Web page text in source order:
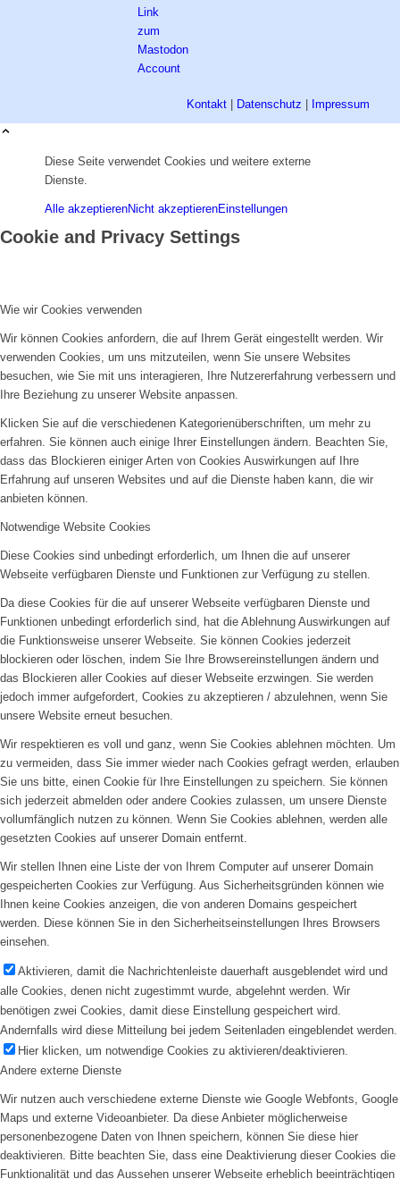
Kontakt | Datenschutz | Impressum
Diese Seite verwendet Cookies und weitere externe
Dienste.
Alle akzeptierenNicht akzeptierenEinstellungen
Cookie and Privacy Settings
Wie wir Cookies verwenden
Wir können Cookies anfordern, die auf Ihrem Gerät eingestellt werden. Wir
verwenden Cookies, um uns mitzuteilen, wenn Sie unsere Websites
besuchen, wie Sie mit uns interagieren, Ihre Nutzererfahrung verbessern und
Ihre Beziehung zu unserer Website anpassen.
Klicken Sie auf die verschiedenen Kategorienüberschriften, um mehr zu
erfahren. Sie können auch einige Ihrer Einstellungen ändern. Beachten Sie,
dass das Blockieren einiger Arten von Cookies Auswirkungen auf Ihre
Erfahrung auf unseren Websites und auf die Dienste haben kann, die wir
anbieten können.
Notwendige Website Cookies
Diese Cookies sind unbedingt erforderlich, um Ihnen die auf unserer
Webseite verfügbaren Dienste und Funktionen zur Verfügung zu stellen.
Da diese Cookies für die auf unserer Webseite verfügbaren Dienste und
Funktionen unbedingt erforderlich sind, hat die Ablehnung Auswirkungen auf
die Funktionsweise unserer Webseite. Sie können Cookies jederzeit
blockieren oder löschen, indem Sie Ihre Browsereinstellungen ändern und
das Blockieren aller Cookies auf dieser Webseite erzwingen. Sie werden
jedoch immer aufgefordert, Cookies zu akzeptieren / abzulehnen, wenn Sie
unsere Website erneut besuchen.
Wir respektieren es voll und ganz, wenn Sie Cookies ablehnen möchten. Um
zu vermeiden, dass Sie immer wieder nach Cookies gefragt werden, erlauben
Sie uns bitte, einen Cookie für Ihre Einstellungen zu speichern. Sie können
sich jederzeit abmelden oder andere Cookies zulassen, um unsere Dienste
vollumfänglich nutzen zu können. Wenn Sie Cookies ablehnen, werden alle
gesetzten Cookies auf unserer Domain entfernt.
Wir stellen Ihnen eine Liste der von Ihrem Computer auf unserer Domain
gespeicherten Cookies zur Verfügung. Aus Sicherheitsgründen können wie
Ihnen keine Cookies anzeigen, die von anderen Domains gespeichert
werden. Diese können Sie in den Sicherheitseinstellungen Ihres Browsers
einsehen.
Aktivieren, damit die Nachrichtenleiste dauerhaft ausgeblendet wird und
alle Cookies, denen nicht zugestimmt wurde, abgelehnt werden. Wir
benötigen zwei Cookies, damit diese Einstellung gespeichert wird.
Andernfalls wird diese Mitteilung bei jedem Seitenladen eingeblendet werden.
Hier klicken, um notwendige Cookies zu aktivieren/deaktivieren.
Andere externe Dienste
Wir nutzen auch verschiedene externe Dienste wie Google Webfonts, Google
Maps und externe Videoanbieter. Da diese Anbieter möglicherweise
personenbezogene Daten von Ihnen speichern, können Sie diese hier
deaktivieren. Bitte beachten Sie, dass eine Deaktivierung dieser Cookies die
Funktionalität und das Aussehen unserer Webseite erheblich beeinträchtigen